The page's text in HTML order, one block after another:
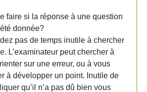
faire si la réponse à une question
donnée?
pas de temps inutile à chercher
L’examinateur peut chercher à
sur une erreur, ou à vous
à développer un point. Inutile de
qu’il n’a pas dû bien vous